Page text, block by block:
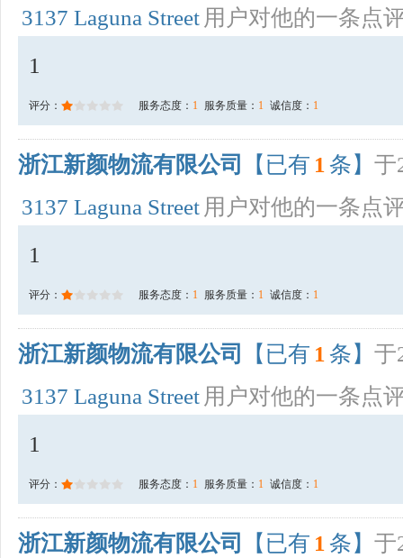
3137 Laguna Street 用户对他的一条点
1
评分： 服务态度： 1 服务质量： 1 诚信度： 1
浙江新颜物流有限公司 【已有 1 条】 于
3137 Laguna Street 用户对他的一条点
1
评分： 服务态度： 1 服务质量： 1 诚信度： 1
浙江新颜物流有限公司 【已有 1 条】 于
3137 Laguna Street 用户对他的一条点
1
评分： 服务态度： 1 服务质量： 1 诚信度： 1
浙江新颜物流有限公司 【已有 1 条】 于